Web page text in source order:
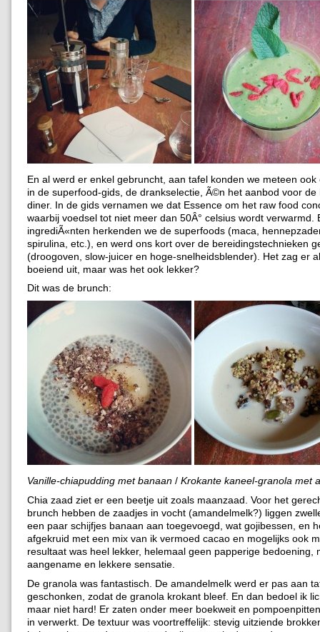
En al werd er enkel gebruncht, aan tafel konden we meteen ook
in de superfood-gids, de drankselectie, Ã©n het aanbod voor de
diner. In de gids vernamen we dat Essence om het raw food
waarbij voedsel tot niet meer dan 50Â° celsius wordt verwarmd.
ingrediÃ«nten herkenden we de superfoods (maca,
spirulina, etc.), en werd ons kort over de bereidingstechnieken
(droogoven, slow-juicer en hoge-snelheidsblender). Het zag er
boeiend uit, maar was het ook lekker?
Dit was de brunch:
Vanille-chiapudding met banaan / Krokante kaneel-granola met
Chia zaad ziet er een beetje uit zoals maanzaad. Voor het
brunch hebben de zaadjes in vocht (amandelmelk?) liggen
een paar schijfjes banaan aan toegevoegd, wat gojibessen, en
afgekruid met een mix van ik vermoed cacao en mogelijks ook
resultaat was heel lekker, helemaal geen papperige bedoening,
aangename en lekkere sensatie.
De granola was fantastisch. De amandelmelk werd er pas aan
geschonken, zodat de granola krokant bleef. En dan bedoel ik
maar niet hard! Er zaten onder meer boekweit en
in verwerkt. De textuur was voortreffelijk: stevig uitziende